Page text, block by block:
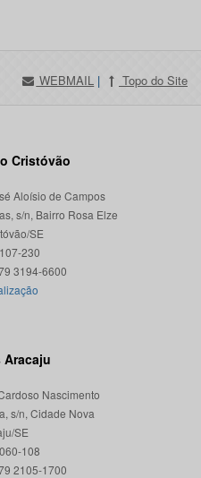
WEBMAIL | Topo do Site
Cristóvão
Aloísio de Campos
s/n, Bairro Rosa Elze
SE
230
Aracaju
Nascimento
s/n, Cidade Nova
SE
108